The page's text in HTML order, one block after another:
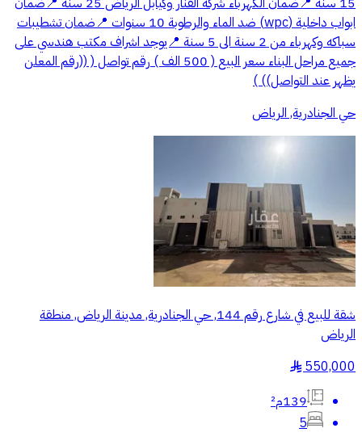
ابواب داخلية (wpc) ضد الماء والرطوبة 10 سنوات 📍ضمان تشطيبات
سباكه وكهرباء من 2 سنة الى 5 سنة 📍يوجد اشراف مكتب هندسي على
جميع مراحل البناء سعر البيع ( 500 الف ) رقم تواصل ( ((رقم المعلن
يظهر عند التواصل)) )
حي الجنادرية, الرياض
شقة للبيع في شارع رقم 144, حي الجنادرية, مدينة الرياض, منطقة
الرياض
550,000
§
139م²
5